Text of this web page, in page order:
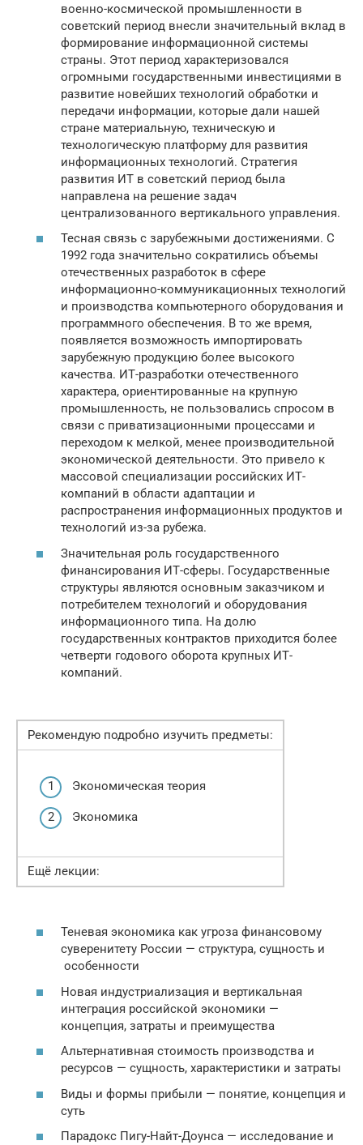
военно-космической промышленности в
советский период внесли значительный вклад в
формирование информационной системы
страны. Этот период характеризовался
огромными государственными инвестициями в
развитие новейших технологий обработки и
передачи информации, которые дали нашей
стране материальную, техническую и
технологическую платформу для развития
информационных технологий. Стратегия
развития ИТ в советский период была
направлена на решение задач
централизованного вертикального управления.
Тесная связь с зарубежными достижениями. С
1992 года значительно сократились объемы
отечественных разработок в сфере
информационно-коммуникационных технологий
и производства компьютерного оборудования и
программного обеспечения. В то же время,
появляется возможность импортировать
зарубежную продукцию более высокого
качества. ИТ-разработки отечественного
характера, ориентированные на крупную
промышленность, не пользовались спросом в
связи с приватизационными процессами и
переходом к мелкой, менее производительной
экономической деятельности. Это привело к
массовой специализации российских ИТ-
компаний в области адаптации и
распространения информационных продуктов и
технологий из-за рубежа.
Значительная роль государственного
финансирования ИТ-сферы. Государственные
структуры являются основным заказчиком и
потребителем технологий и оборудования
информационного типа. На долю
государственных контрактов приходится более
четверти годового оборота крупных ИТ-
компаний.
Рекомендую подробно изучить предметы:
Экономическая теория
Экономика
Ещё лекции:
Теневая экономика как угроза финансовому
суверенитету России — структура, сущность и
особенности
Новая индустриализация и вертикальная
интеграция российской экономики —
концепция, затраты и преимущества
Альтернативная стоимость производства и
ресурсов — сущность, характеристики и затраты
Виды и формы прибыли — понятие, концепция и
суть
Парадокс Пигу-Найт-Доунса — исследование и